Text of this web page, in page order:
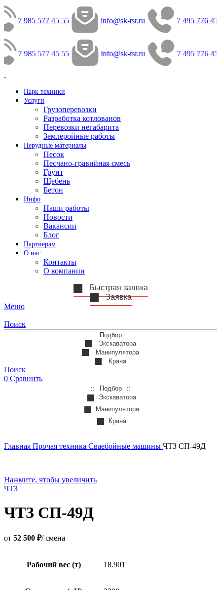
7 985 577 45 55 info@sk-tsr.ru 7 495 776 45
7 985 577 45 55 info@sk-tsr.ru 7 495 776 45
Парк техники
Услуги
Грузоперевозки
Разработка котлованов
Перевозки негабарита
Землеройные работы
Нерудные материалы
Песок
Песчано-гравийная смесь
Грунт
Щебень
Бетон
Инфо
Наши работы
Новости
Вакансии
Блог
Партнерам
О нас
Контакты
О компании
Быстрая заявка
Заявка
Меню
Поиск
Подбор
Экскаватора
Манипулятора
Крана
Поиск
0 Сравнить
Подбор
Экскаватора
Манипулятора
Крана
Главная Прочая техника Сваебойные машины ЧТЗ СП-49Д
Нажмите, чтобы увеличить
ЧТЗ
ЧТЗ СП-49Д
от 52 500 ₽/ смена
Рабочий вес (т) 18.901